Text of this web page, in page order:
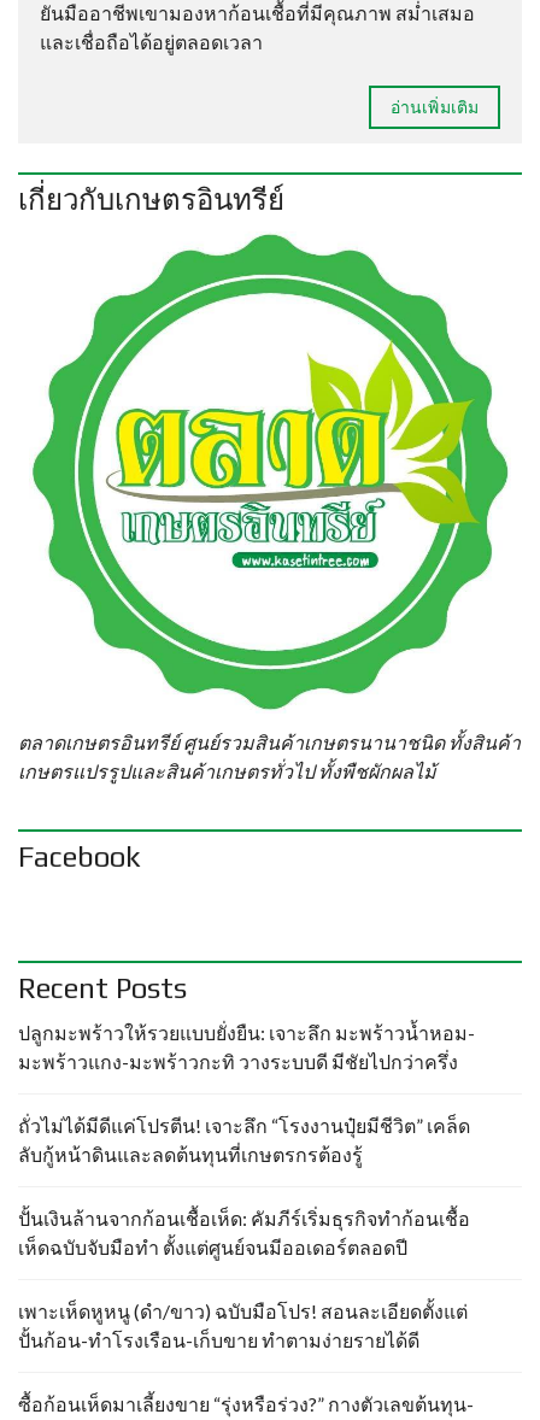
ยันมืออาชีพเขามองหาก้อนเชื้อที่มีคุณภาพ สม่ำเสมอ
และเชื่อถือได้อยู่ตลอดเวลา
อ่านเพิ่มเติม
เกี่ยวกับเกษตรอินทรีย์
ตลาดเกษตรอินทรีย์ ศูนย์รวมสินค้าเกษตรนานาชนิด ทั้งสินค้า
เกษตรแปรรูปและสินค้าเกษตรทั่วไป ทั้งพืชผักผลไม้
Facebook
Recent Posts
ปลูกมะพร้าวให้รวยแบบยั่งยืน: เจาะลึก มะพร้าวน้ำหอม-
มะพร้าวแกง-มะพร้าวกะทิ วางระบบดี มีชัยไปกว่าครึ่ง
ถั่วไม่ได้มีดีแค่โปรตีน! เจาะลึก “โรงงานปุ๋ยมีชีวิต” เคล็ด
ลับกู้หน้าดินและลดต้นทุนที่เกษตรกรต้องรู้
ปั้นเงินล้านจากก้อนเชื้อเห็ด: คัมภีร์เริ่มธุรกิจทำก้อนเชื้อ
เห็ดฉบับจับมือทำ ตั้งแต่ศูนย์จนมีออเดอร์ตลอดปี
เพาะเห็ดหูหนู (ดำ/ขาว) ฉบับมือโปร! สอนละเอียดตั้งแต่
ปั้นก้อน-ทำโรงเรือน-เก็บขาย ทำตามง่ายรายได้ดี
ซื้อก้อนเห็ดมาเลี้ยงขาย “รุ่งหรือร่วง?” กางตัวเลขต้นทุน-